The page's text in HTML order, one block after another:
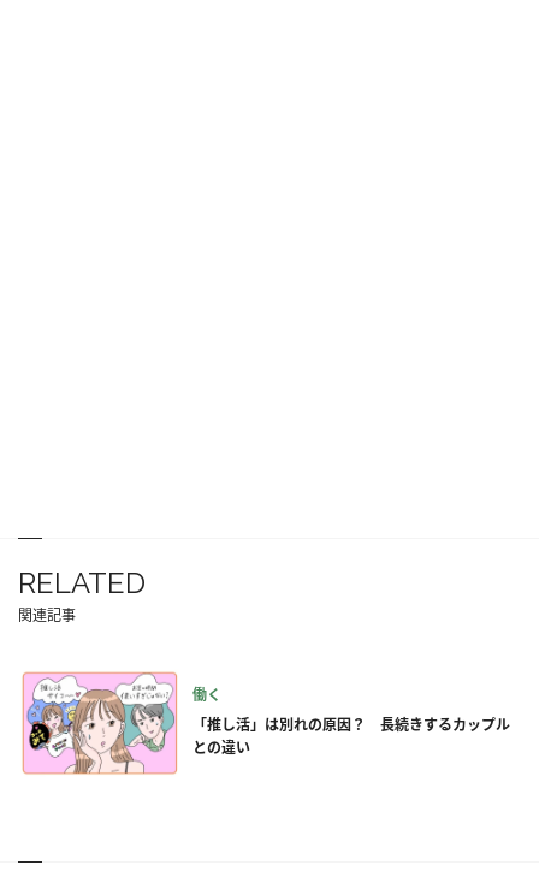
RELATED
関連記事
働く
「推し活」は別れの原因？ 長続きするカップル
との違い